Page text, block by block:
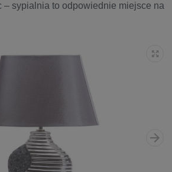
– sypialnia to odpowiednie miejsce na